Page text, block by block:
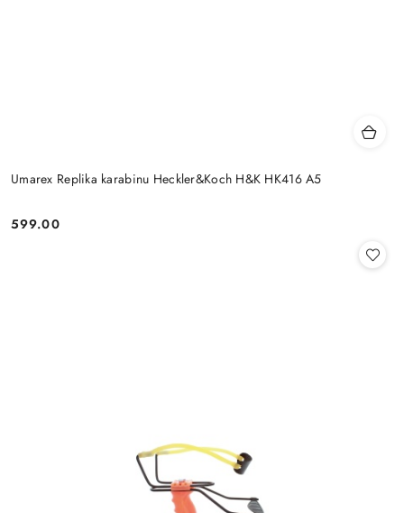
Umarex Replika karabinu Heckler&Koch H&K HK416 A5
Cena:
599.00